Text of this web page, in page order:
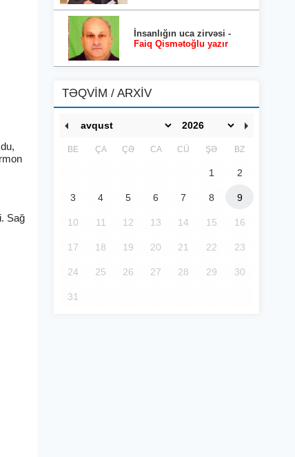
Sağ
İnsanlığın uca zirvəsi -
Faiq Qismətoğlu yazır
TƏQVİM / ARXİV
BE ÇA ÇƏ CA CÜ ŞƏ BZ
1 2
3 4 5 6 7 8 9
10 11 12 13 14 15 16
17 18 19 20 21 22 23
24 25 26 27 28 29 30
31